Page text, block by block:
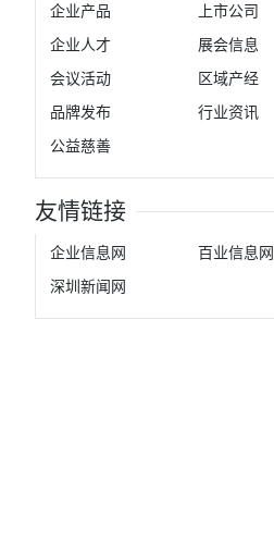
企业产品
上市公司
企业人才
展会信息
会议活动
区域产经
品牌发布
行业资讯
公益慈善
友情链接
企业信息网
百业信息网
深圳新闻网